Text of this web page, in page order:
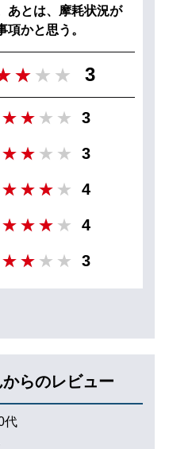
あとは、摩耗状況が
項かと思う。
3
3
3
4
4
3
からのレビュー
代